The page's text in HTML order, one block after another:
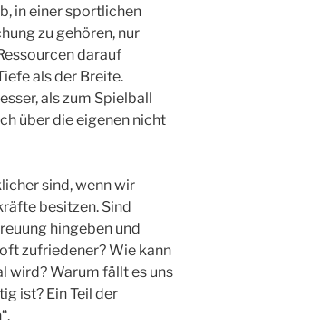
in einer sportlichen
zu gehören, nur
darauf
als der Breite.
als zum Spielball
über die eigenen nicht
sind, wenn wir
besitzen. Sind
hingeben und
zufriedener? Wie kann
wird? Warum fällt es uns
ist? Ein Teil der